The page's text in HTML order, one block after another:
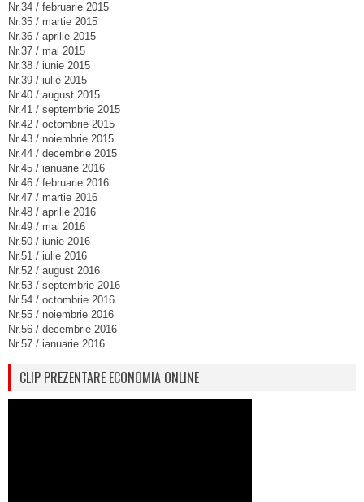
Nr.34 / februarie 2015
Nr.35 / martie 2015
Nr.36 / aprilie 2015
Nr.37 / mai 2015
Nr.38 / iunie 2015
Nr.39 / iulie 2015
Nr.40 / august 2015
Nr.41 / septembrie 2015
Nr.42 / octombrie 2015
Nr.43 / noiembrie 2015
Nr.44 / decembrie 2015
Nr.45 / ianuarie 2016
Nr.46 / februarie 2016
Nr.47 / martie 2016
Nr.48 / aprilie 2016
Nr.49 / mai 2016
Nr.50 / iunie 2016
Nr.51 / iulie 2016
Nr.52 / august 2016
Nr.53 / septembrie 2016
Nr.54 / octombrie 2016
Nr.55 / noiembrie 2016
Nr.56 / decembrie 2016
Nr.57 / ianuarie 2016
CLIP PREZENTARE ECONOMIA ONLINE